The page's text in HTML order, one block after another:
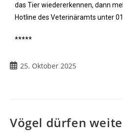
das Tier wiedererkennen, dann
Hotline des Veterinäramts unter
*****
25. Oktober 2025
Vögel dürfen